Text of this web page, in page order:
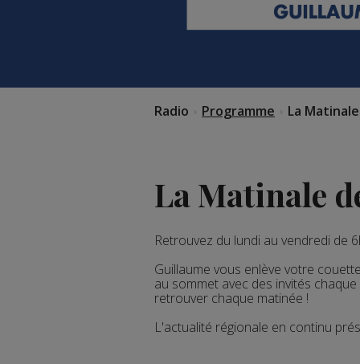
Radio Programme La
La Matinale
Retrouvez du lundi au vendredi de
Guillaume vous enlève votre
au sommet avec des invités
retrouver chaque matinée !
L'actualité régionale en continu